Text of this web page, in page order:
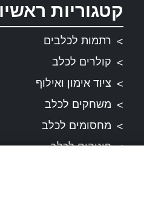
קטגוריות
רתמות לכלבים
קולרים לכלב
ציוד אימון ואילוף
משחקים לכלב
מחסומים לכלב
פינוקים לכלב